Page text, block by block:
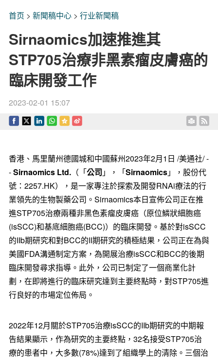
首页 > 新聞稿中心> 行业新聞稿
Sirnaomics加速推進其
STP705治療非黑素瘤皮膚癌的
臨床開發工作
2023-02-01 15:07
香港、馬里蘭州德國城和中國蘇州2023年2月1日 /美通社/ -
-Sirnaomics Ltd.（「公司 」，「Sirnaomics」，股份代
號：2257.HK），是一家專注於探索及開發RNAi療法的行
業領先的生物製藥公司。Sirnaomics本日宣佈公司正在推
進STP705治療兩種非黑色素瘤皮膚癌（原位鱗狀細胞癌
(isSCC)和基底細胞癌(BCC)）的臨床開發。基於對isSCC
的IIb期研究和對BCC的II期研究的積極結果，公司正在為與
美國FDA溝通制定方案，為開展治療isSCC和BCC的後期
臨床開發尋求指導。此外，公司已制定了一個商業化計
劃，在即將進行的臨床研究達到主要終點時，對STP705進
行良好的市場定位佈局。
2022年12月關於STP705治療isSCC的IIb期研究的中期報
告結果顯示，作為研究的主要終點，32名接受STP705治
療的患者中，大多數(78%)達到了組織學上的清除。三個治